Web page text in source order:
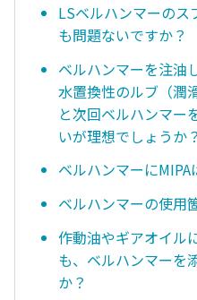
LSベルハンマーのス
も問題ないですか？
ベルハンマーを注油
水置換性のルブ（潤
と次回ベルハンマー
いが理想でしょうか？
ベルハンマーに
ベルハンマーの使用
作動油やギアオイル
も、ベルハンマーを
か？